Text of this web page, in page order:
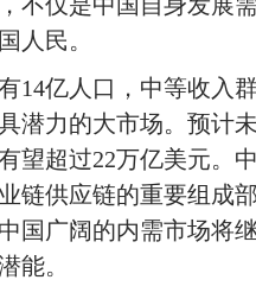
人民。
14亿人口，中等收入
潜力的大市场。预计
望超过22万亿美元。
链供应链的重要组成
国广阔的内需市场将
能。